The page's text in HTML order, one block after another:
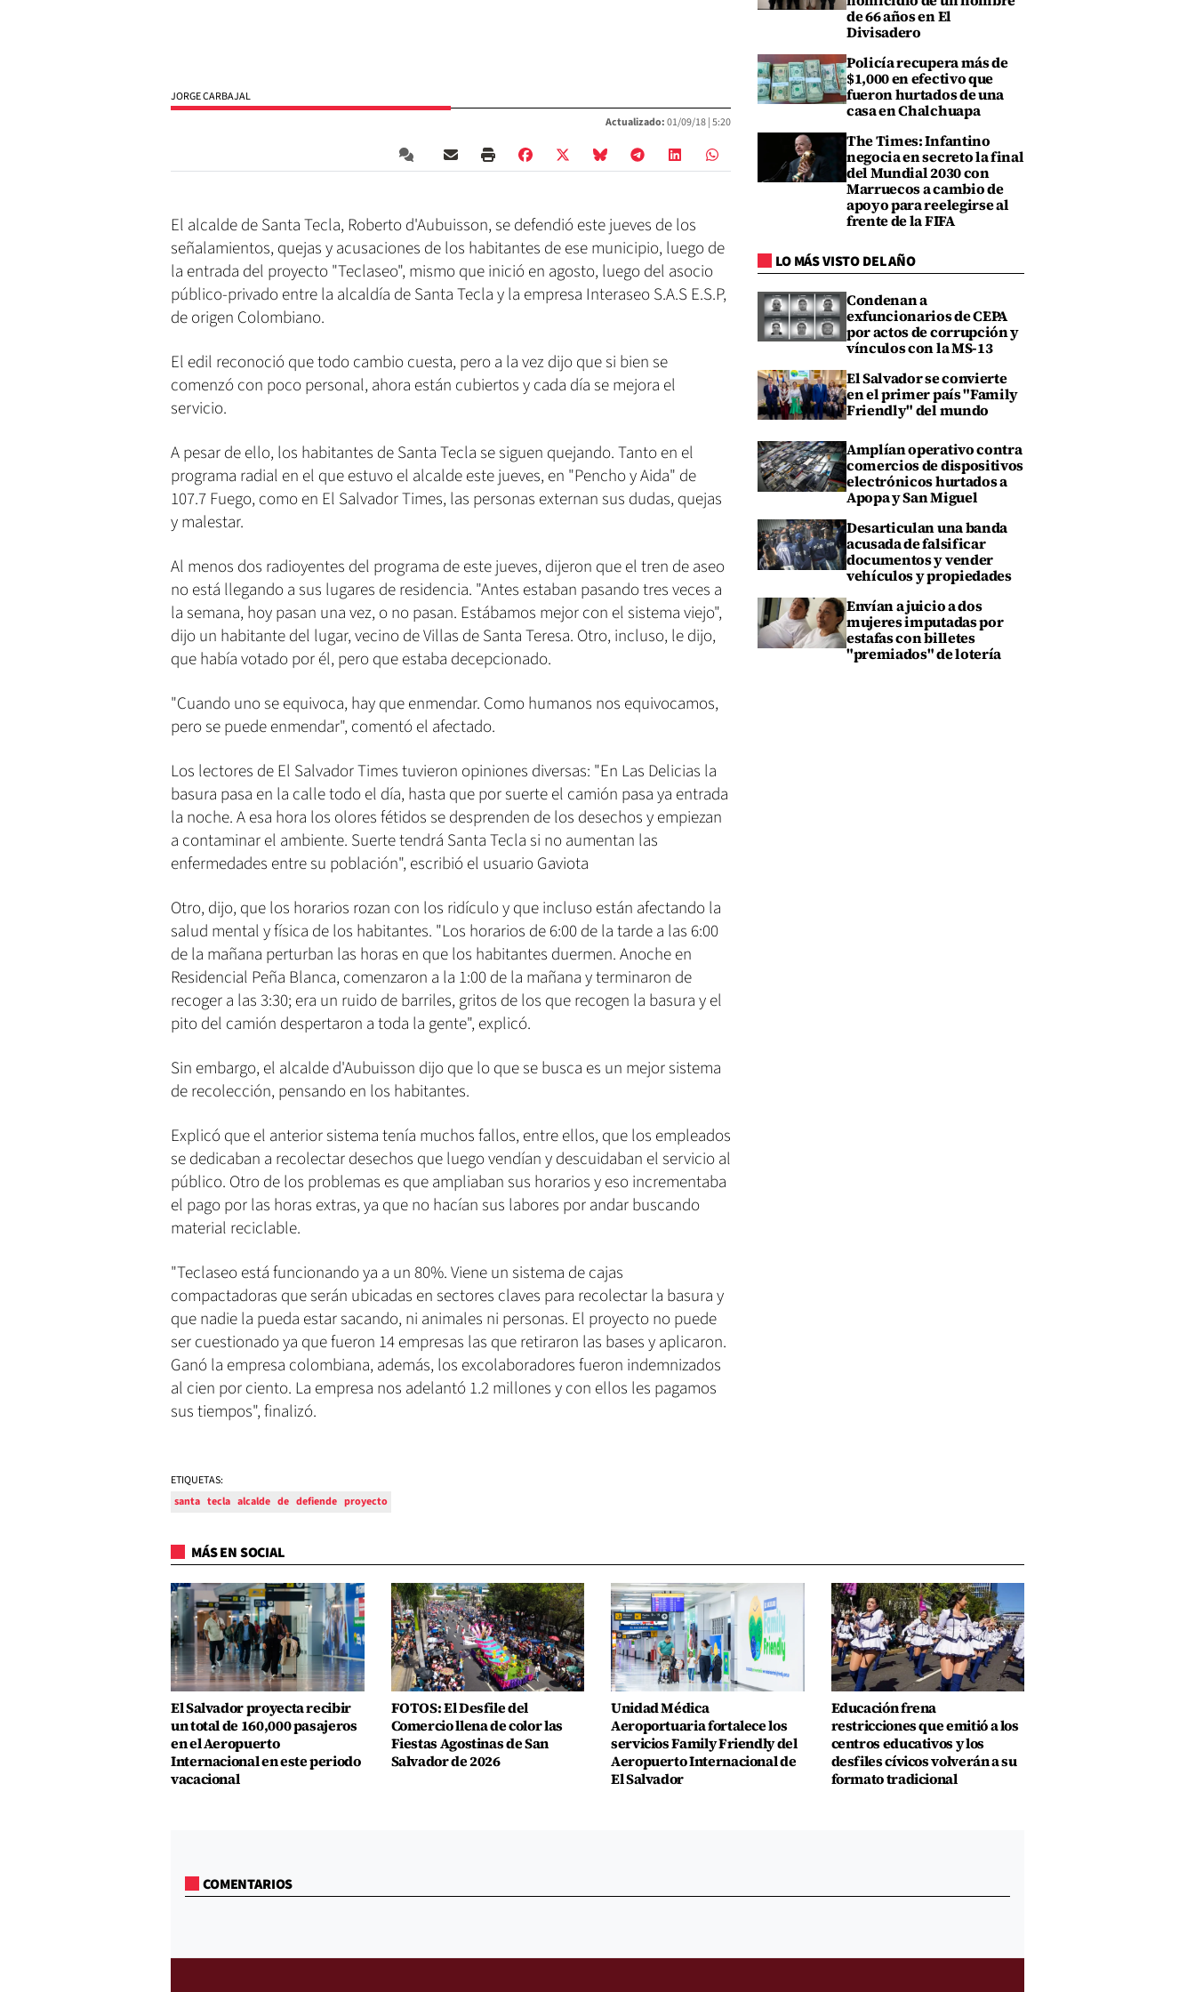
JORGE CARBAJAL
Actualizado:01/09/18 |5:20
El alcalde de Santa Tecla, Roberto d'Aubuisson, se defendió este jueves de los
señalamientos, quejas y acusaciones de los habitantes de ese municipio, luego de
la entrada del proyecto "Teclaseo", mismo que inició en agosto, luego del asocio
público-privado entre la alcaldía de Santa Tecla y la empresa Interaseo S.A.S E.S.P,
de origen Colombiano.
El edil reconoció que todo cambio cuesta, pero a la vez dijo que si bien se
comenzó con poco personal, ahora están cubiertos y cada día se mejora el
servicio.
A pesar de ello, los habitantes de Santa Tecla se siguen quejando. Tanto en el
programa radial en el que estuvo el alcalde este jueves, en "Pencho y Aida" de
107.7 Fuego, como en El Salvador Times, las personas externan sus dudas, quejas
y malestar.
Al menos dos radioyentes del programa de este jueves, dijeron que el tren de aseo
no está llegando a sus lugares de residencia. "Antes estaban pasando tres veces a
la semana, hoy pasan una vez, o no pasan. Estábamos mejor con el sistema viejo",
dijo un habitante del lugar, vecino de Villas de Santa Teresa. Otro, incluso, le dijo,
que había votado por él, pero que estaba decepcionado.
"Cuando uno se equivoca, hay que enmendar. Como humanos nos equivocamos,
pero se puede enmendar", comentó el afectado.
Los lectores de El Salvador Times tuvieron opiniones diversas: "En Las Delicias la
basura pasa en la calle todo el día, hasta que por suerte el camión pasa ya entrada
la noche. A esa hora los olores fétidos se desprenden de los desechos y empiezan
a contaminar el ambiente. Suerte tendrá Santa Tecla si no aumentan las
enfermedades entre su población", escribió el usuario Gaviota
Otro, dijo, que los horarios rozan con los ridículo y que incluso están afectando la
salud mental y física de los habitantes. "Los horarios de 6:00 de la tarde a las 6:00
de la mañana perturban las horas en que los habitantes duermen. Anoche en
Residencial Peña Blanca, comenzaron a la 1:00 de la mañana y terminaron de
recoger a las 3:30; era un ruido de barriles, gritos de los que recogen la basura y el
pito del camión despertaron a toda la gente", explicó.
Sin embargo, el alcalde d'Aubuisson dijo que lo que se busca es un mejor sistema
de recolección, pensando en los habitantes.
Explicó que el anterior sistema tenía muchos fallos, entre ellos, que los empleados
se dedicaban a recolectar desechos que luego vendían y descuidaban el servicio al
público. Otro de los problemas es que ampliaban sus horarios y eso incrementaba
el pago por las horas extras, ya que no hacían sus labores por andar buscando
material reciclable.
"Teclaseo está funcionando ya a un 80%. Viene un sistema de cajas
compactadoras que serán ubicadas en sectores claves para recolectar la basura y
que nadie la pueda estar sacando, ni animales ni personas. El proyecto no puede
ser cuestionado ya que fueron 14 empresas las que retiraron las bases y aplicaron.
Ganó la empresa colombiana, además, los excolaboradores fueron indemnizados
al cien por ciento. La empresa nos adelantó 1.2 millones y con ellos les pagamos
sus tiempos", finalizó.
ETIQUETAS:
santa tecla alcalde de defiende proyecto
de 66 años en El
Divisadero
Policía recupera más de
$1,000 en efectivo que
fueron hurtados de una
casa en Chalchuapa
The Times: Infantino
negocia en secreto la final
del Mundial 2030 con
Marruecos a cambio de
apoyo para reelegirse al
frente de la FIFA
LO MÁS VISTO DEL AÑO
Condenan a
exfuncionarios de CEPA
por actos de corrupción y
vínculos con la MS-13
El Salvador se convierte
en el primer país "Family
Friendly" del mundo
Amplían operativo contra
comercios de dispositivos
electrónicos hurtados a
Apopa y San Miguel
Desarticulan una banda
acusada de falsificar
documentos y vender
vehículos y propiedades
Envían a juicio a dos
mujeres imputadas por
estafas con billetes
"premiados" de lotería
MÁS EN SOCIAL
El Salvador proyecta recibir
un total de 160,000 pasajeros
en el Aeropuerto
Internacional en este periodo
vacacional
FOTOS: El Desfile del
Comercio llena de color las
Fiestas Agostinas de San
Salvador de 2026
Unidad Médica
Aeroportuaria fortalece los
servicios Family Friendly del
Aeropuerto Internacional de
El Salvador
Educación frena
restricciones que emitió a los
centros educativos y los
desfiles cívicos volverán a su
formato tradicional
COMENTARIOS